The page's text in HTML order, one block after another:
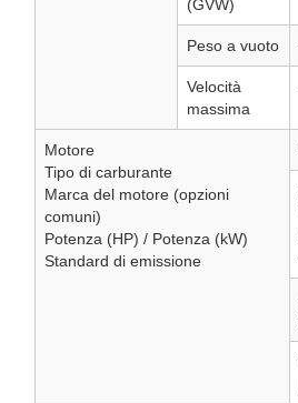
(GVW)
Peso a vuoto
Velocità
massima
Motore
Tipo di carburante
Marca del motore (opzioni
comuni)
Potenza (HP) / Potenza (kW)
Standard di emissione